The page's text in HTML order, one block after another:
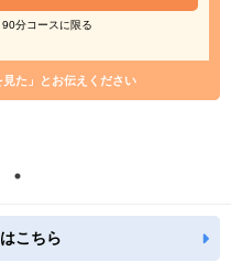
分コースに限る
た」とお伝えください
こちら